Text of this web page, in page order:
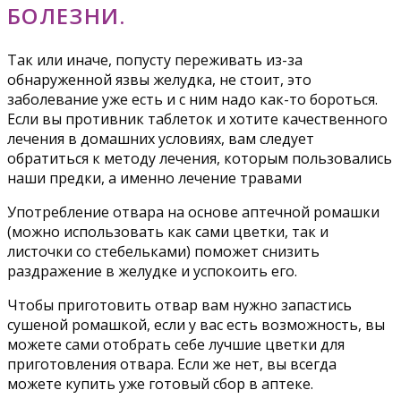
БОЛЕЗНИ.
Так или иначе, попусту переживать из-за
обнаруженной язвы желудка, не стоит, это
заболевание уже есть и с ним надо как-то бороться.
Если вы противник таблеток и хотите качественного
лечения в домашних условиях, вам следует
обратиться к методу лечения, которым пользовались
наши предки, а именно лечение травами
Употребление отвара на основе аптечной ромашки
(можно использовать как сами цветки, так и
листочки со стебельками) поможет снизить
раздражение в желудке и успокоить его.
Чтобы приготовить отвар вам нужно запастись
сушеной ромашкой, если у вас есть возможность, вы
можете сами отобрать себе лучшие цветки для
приготовления отвара. Если же нет, вы всегда
можете купить уже готовый сбор в аптеке.